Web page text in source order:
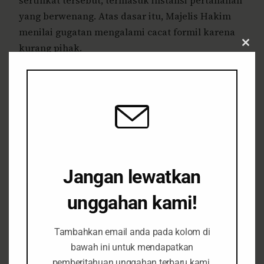
yang berwenang. Atas dasar itu, Majelis Hakim
menilai gugatan mengalami cacat formil karena
kurang pihak.
Kedua, Majelis Hakim juga menerima eksepsi
pertimbangannya, gugatan dinilai tidak
memberikan kejelasan mengenai kedudukan
Pakel. Ketidakjelasan tersebut mengaburkan
subjek hukum yang digugat. Selain itu, Penggugat
memohon agar pengadilan menyatakan sah dan
berkekuatan hukum Sertifikat Hak Guna Usaha
(HGU), padahal sertifikat HGU merupakan
produk Keputusan Tata Usaha Negara (KTUN).
Close
Jangan lewatkan
unggahan kami!
Tambahkan email anda pada kolom di
bawah ini untuk mendapatkan